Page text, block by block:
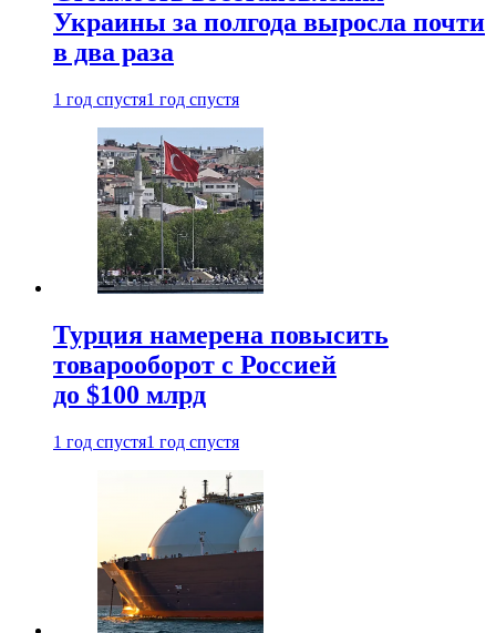
Украины за полгода выросла почти
в два раза
1 год спустя1 год спустя
Турция намерена повысить
товарооборот с Россией
до $100 млрд
1 год спустя1 год спустя